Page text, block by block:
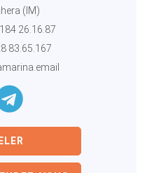
(IM)
26.16.87
83.65.167